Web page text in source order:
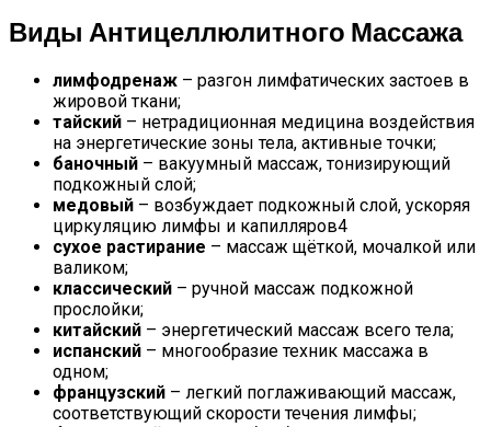
Виды Антицеллюлитного Массажа
лимфодренаж – разгон лимфатических застоев в
жировой ткани;
тайский – нетрадиционная медицина воздействия
на энергетические зоны тела, активные точки;
баночный – вакуумный массаж, тонизирующий
подкожный слой;
медовый – возбуждает подкожный слой, ускоряя
циркуляцию лимфы и капилляров4
сухое растирание – массаж щёткой, мочалкой или
валиком;
классический – ручной массаж подкожной
прослойки;
китайский – энергетический массаж всего тела;
испанский – многообразие техник массажа в
одном;
французский – легкий поглаживающий массаж,
соответствующий скорости течения лимфы;